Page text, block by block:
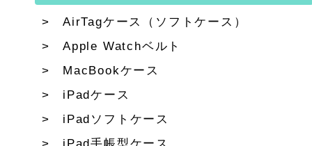
AirTagケース（ソフトケース）
Apple Watchベルト
MacBookケース
iPadケース
iPadソフトケース